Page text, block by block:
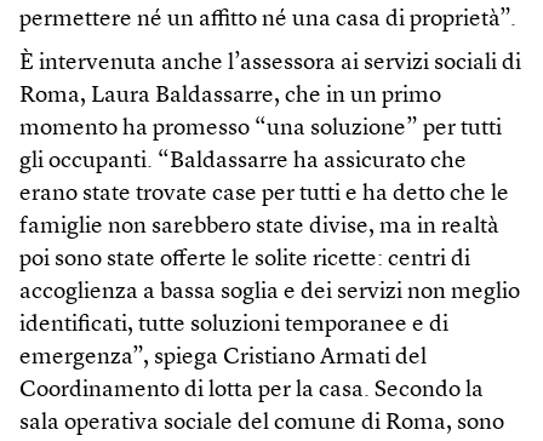
permettere né un affitto né una casa di proprietà”.
È intervenuta anche l’assessora ai servizi sociali di
Roma, Laura Baldassarre, che in un primo
momento ha promesso “una soluzione” per tutti
gli occupanti. “Baldassarre ha assicurato che
erano state trovate case per tutti e ha detto che le
famiglie non sarebbero state divise, ma in realtà
poi sono state offerte le solite ricette: centri di
accoglienza a bassa soglia e dei servizi non meglio
identificati, tutte soluzioni temporanee e di
emergenza”, spiega Cristiano Armati del
Coordinamento di lotta per la casa. Secondo la
sala operativa sociale del comune di Roma, sono